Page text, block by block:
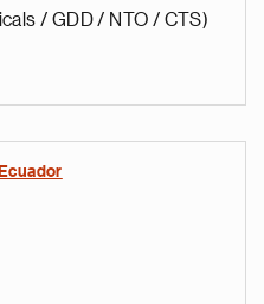
/ GDD / NTO / CTS)